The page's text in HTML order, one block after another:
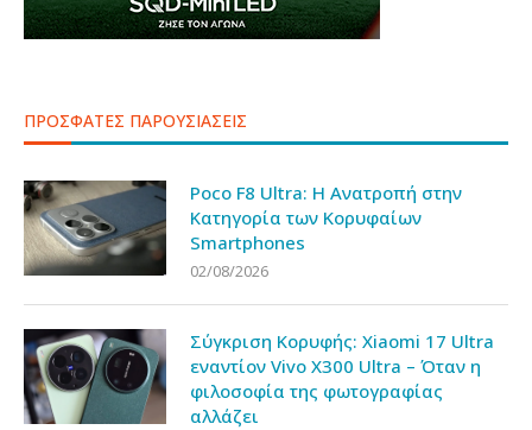
ΠΡΟΣΦΑΤΕΣ ΠΑΡΟΥΣΙΑΣΕΙΣ
Poco F8 Ultra: Η Ανατροπή στην
Κατηγορία των Κορυφαίων
Smartphones
02/08/2026
Σύγκριση Κορυφής: Xiaomi 17 Ultra
εναντίον Vivo X300 Ultra – Όταν η
φιλοσοφία της φωτογραφίας
αλλάζει